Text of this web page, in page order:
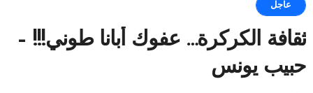
عاجل
ثقافة الكركرة… عفوك أبانا طوني!!! –
حبيب يونس